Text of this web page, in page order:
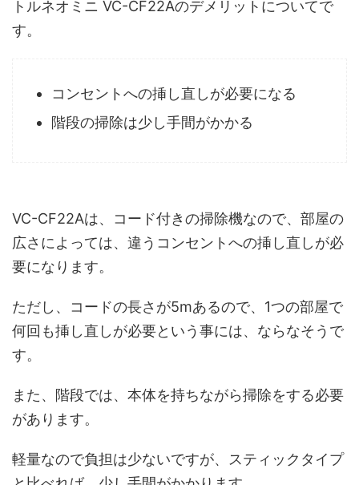
トルネオミニ VC-CF22Aのデメリットについてで
す。
コンセントへの挿し直しが必要になる
階段の掃除は少し手間がかかる
VC-CF22Aは、コード付きの掃除機なので、部屋の
広さによっては、違うコンセントへの挿し直しが必
要になります。
ただし、コードの長さが5mあるので、1つの部屋で
何回も挿し直しが必要という事には、ならなそうで
す。
また、階段では、本体を持ちながら掃除をする必要
があります。
軽量なので負担は少ないですが、スティックタイプ